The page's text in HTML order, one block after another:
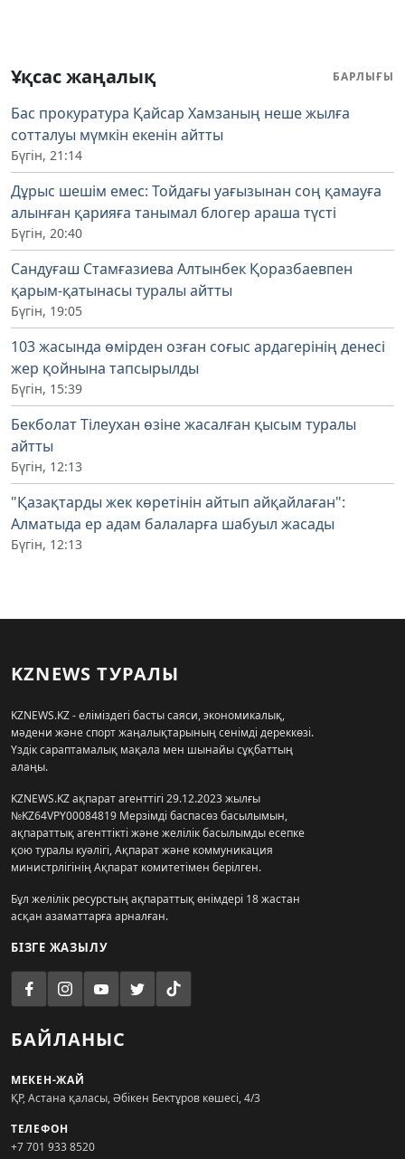
Ұқсас жаңалық БАРЛЫҒЫ
Бас прокуратура Қайсар Хамзаның неше жылға
сотталуы мүмкін екенін айтты
Бүгін, 21:14
Дұрыс шешім емес: Тойдағы уағызынан соң қамауға
алынған қарияға танымал блогер араша түсті
Бүгін, 20:40
Сандуғаш Стамғазиева Алтынбек Қоразбаевпен
қарым-қатынасы туралы айтты
Бүгін, 19:05
103 жасында өмірден озған соғыс ардагерінің денесі
жер қойнына тапсырылды
Бүгін, 15:39
Бекболат Тілеухан өзіне жасалған қысым туралы
айтты
Бүгін, 12:13
"Қазақтарды жек көретінін айтып айқайлаған":
Алматыда ер адам балаларға шабуыл жасады
Бүгін, 12:13
KZNEWS ТУРАЛЫ
KZNEWS.KZ - еліміздегі басты саяси, экономикалық,
мәдени және спорт жаңалықтарының сенімді дереккөзі.
Үздік сараптамалық мақала мен шынайы сұқбаттың
алаңы.
KZNEWS.KZ ақпарат агенттігі 29.12.2023 жылғы
№KZ64VPY00084819 Мерзімді баспасөз басылымын,
ақпараттық агенттікті және желілік басылымды есепке
қою туралы куәлігі, Ақпарат және коммуникация
министрлігінің Ақпарат комитетімен берілген.
Бұл желілік ресурстың ақпараттық өнімдері 18 жастан
асқан азаматтарға арналған.
БІЗГЕ ЖАЗЫЛУ
БАЙЛАНЫС
МЕКЕН-ЖАЙ
ҚР, Астана қаласы, Әбікен Бектұров көшесі, 4/3
ТЕЛЕФОН
+7 701 933 8520